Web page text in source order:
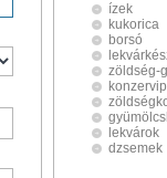
ízek
kukorica
borsó
zöldség-
lekvárok
dzsemek